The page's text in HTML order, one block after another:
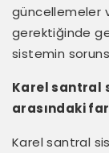
güncellemeler
gerektiğinde
sistemin
Karel santral
arasındaki
Karel santral